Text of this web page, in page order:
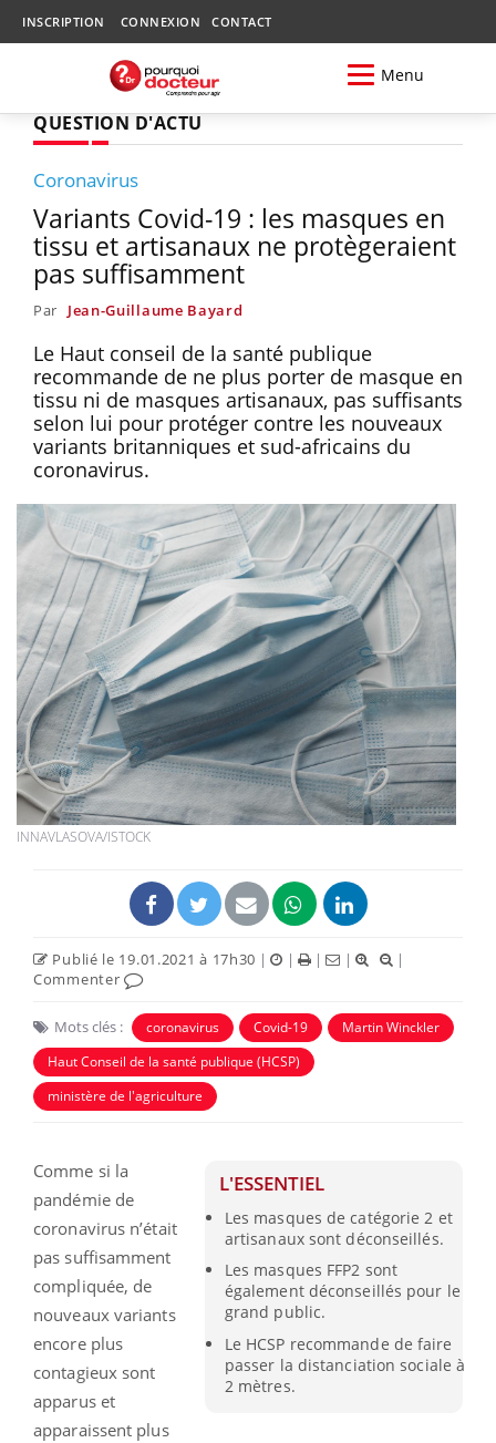
INSCRIPTION CONNEXION CONTACT
Menu
QUESTION D'ACTU
Coronavirus
Variants Covid-19 : les masques en
tissu et artisanaux ne protègeraient
pas suffisamment
Par Jean-Guillaume Bayard
Le Haut conseil de la santé publique
recommande de ne plus porter de masque en
tissu ni de masques artisanaux, pas suffisants
selon lui pour protéger contre les nouveaux
variants britanniques et sud-africains du
coronavirus.
INNAVLASOVA/ISTOCK
Publié le 19.01.2021 à 17h30 | | | |
|
Commenter
Mots clés : coronavirus Covid-19
Martin Winckler
Haut Conseil de la santé publique (HCSP)
ministère de l'agriculture
L'ESSENTIEL
Les masques de catégorie 2 et
artisanaux sont déconseillés.
Les masques FFP2 sont
également déconseillés pour le
grand public.
Le HCSP recommande de faire
passer la distanciation sociale à
2 mètres.
Comme si la
pandémie de
coronavirus n’était
pas suffisamment
compliquée, de
nouveaux variants
encore plus
contagieux sont
apparus et
apparaissent plus